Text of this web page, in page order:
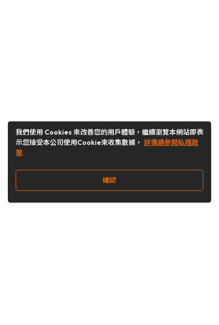
我們使用 Cookies 來改善您的用戶體驗，繼續瀏覽本網站即表
示您接受本公司使用Cookie來收集數據， 詳情請參閱私隱政
策
確認